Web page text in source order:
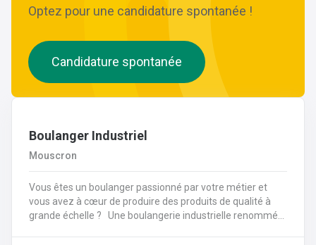
Optez pour une candidature spontanée !
Candidature spontanée
Boulanger Industriel
Mouscron
Vous êtes un boulanger passionné par votre métier et
vous avez à cœur de produire des produits de qualité à
grande échelle ? Une boulangerie industrielle renommée